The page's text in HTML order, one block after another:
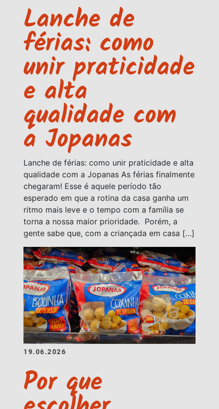
Lanche de
férias: como
unir praticidade
e alta
qualidade com
a Jopanas
Lanche de férias: como unir praticidade e alta
qualidade com a Jopanas As férias finalmente
chegaram! Esse é aquele período tão
esperado em que a rotina da casa ganha um
ritmo mais leve e o tempo com a família se
torna a nossa maior prioridade. Porém, a
gente sabe que, com a criançada em casa […]
19.06.2026
Por que